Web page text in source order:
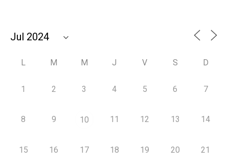
L M M J V S D
1 2 3 4 5 6 7
8 9 10 11 12 13 14
15 16 17 18 19 20 21